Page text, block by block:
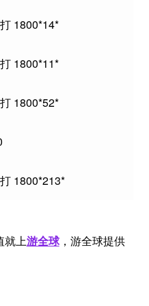
1800*14*
1800*11*
1800*52*
1800*213*
就上游全球，游全球提供